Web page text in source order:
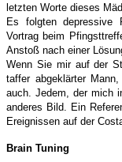
letzten Worte dieses
Es folgten depressive
Vortrag beim
Anstoß nach einer
Wenn Sie mir auf der
taffer abgeklärter
auch. Jedem, der mich
anderes Bild. Ein
Ereignissen auf der
Brain Tuning